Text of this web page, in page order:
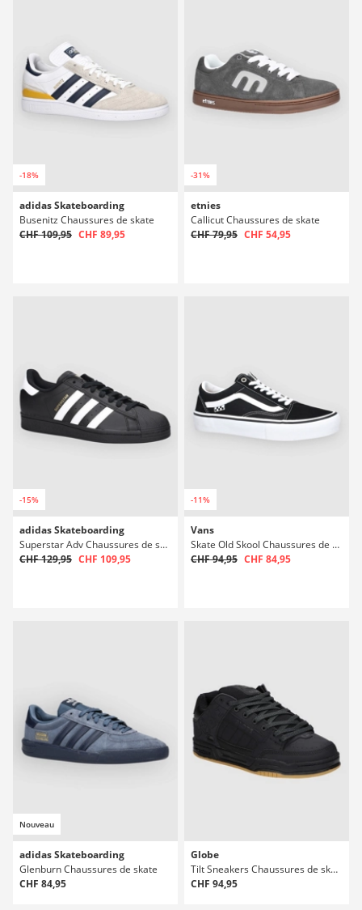
-18%
adidas Skateboarding
Busenitz Chaussures de skate
CHF 109,95 CHF 89,95
-31%
etnies
Callicut Chaussures de skate
CHF 79,95 CHF 54,95
-15%
adidas Skateboarding
Superstar Adv Chaussures de skate
CHF 129,95 CHF 109,95
-11%
Vans
Skate Old Skool Chaussures de skate
CHF 94,95 CHF 84,95
Nouveau
adidas Skateboarding
Glenburn Chaussures de skate
CHF 84,95
Globe
Tilt Sneakers Chaussures de skate
CHF 94,95